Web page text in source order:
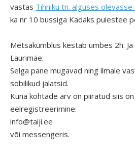
vastas Tihniku tn. alguses olevasse
ka nr 10 bussiga Kadaks puiestee
Metsakümblus kestab umbes 2h.
Laurimäe.
Selga pane mugavad ning ilmale
sobilikud jalatsid.
Kuna kohtade arv on piiratud siis
eelregistreerimine:
info@taiji.ee
või messengeris.